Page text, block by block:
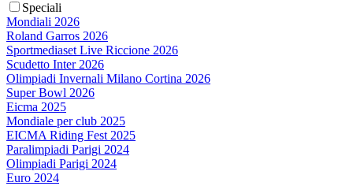
Speciali
Mondiali 2026
Roland Garros 2026
Sportmediaset Live Riccione 2026
Scudetto Inter 2026
Olimpiadi Invernali Milano Cortina 2026
Super Bowl 2026
Eicma 2025
Mondiale per club 2025
EICMA Riding Fest 2025
Paralimpiadi Parigi 2024
Olimpiadi Parigi 2024
Euro 2024